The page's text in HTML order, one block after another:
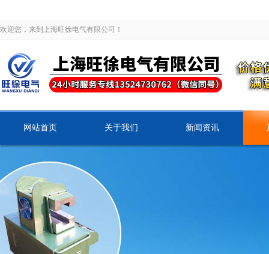
欢迎您，来到上海旺徐电气有限公司！
网站首页 关于我们 新闻资讯